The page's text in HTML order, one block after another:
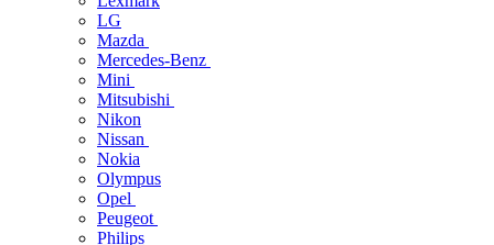
LG
Mazda
Mercedes-Benz
Mini
Mitsubishi
Nikon
Nissan
Nokia
Olympus
Opel
Peugeot
Philips